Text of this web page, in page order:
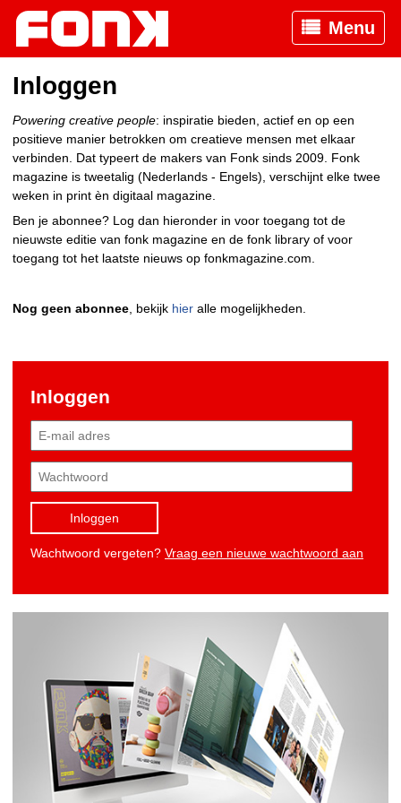
Menu
Inloggen
Powering creative people: inspiratie bieden, actief en op een
positieve manier betrokken om creatieve mensen met elkaar
verbinden. Dat typeert de makers van Fonk sinds 2009. Fonk
magazine is tweetalig (Nederlands - Engels), verschijnt elke twee
weken in print èn digitaal magazine.
Ben je abonnee? Log dan hieronder in voor toegang tot de
nieuwste editie van fonk magazine en de fonk library of voor
toegang tot het laatste nieuws op fonkmagazine.com.
Nog geen abonnee , bekijk hier alle mogelijkheden.
Inloggen
Inloggen
Wachtwoord vergeten? Vraag een nieuwe wachtwoord aan